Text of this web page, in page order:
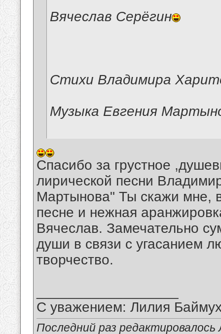
Вячеслав Серёгин
Стихи Владимира
Музыка Евгения
Спасибо за грустное
лирической песни
Мартынова" Ты скажи мне,
песне и нежная
Вячеслав. Замечательно
души в связи с угасанием
творчество.
С уважением: Лилия
Последний раз